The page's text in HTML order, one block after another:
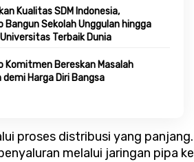
Kualitas SDM Indonesia,
Bangun Sekolah Unggulan hingga
Terbaik Dunia
Komitmen Bereskan Masalah
Harga Diri Bangsa
proses distribusi yang panjang.
melalui jaringan pipa ke